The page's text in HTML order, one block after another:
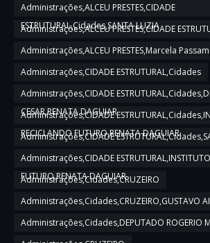
Administrações,ALCEU PRESTES,CIDADE
ESTRUTURAL,Cidades,SANTA LUZIA
Administrações,ALCEU PRESTES,CIDADE
Administrações,ALCEU PRESTES,Marcela
Administrações,CIDADE ESTRUTURAL,Cidades
Administrações,CIDADE
CESAR,RENATA DAGUIAR
Administrações,CIDADE
RECICLANDO FUTURO,RENATA DAGUIAR
Administrações,CIDADE
Administrações,CIDADE
FUTURO,RENATA DAGUIAR
Administrações,Cidades,CRUZEIRO
Administrações,Cidades,CRUZEIRO,GUSTAVO
Administrações,Cidades,DEPUTADO ROGERIO